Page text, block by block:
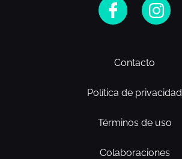
Contacto
Política de privacidad
Términos de uso
Colaboraciones